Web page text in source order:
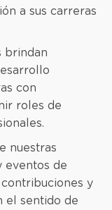
a sus carreras
brindan
con
roles de
nuestras
eventos de
y
el sentido de